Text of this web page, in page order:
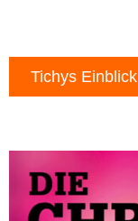
Tichys Einblick